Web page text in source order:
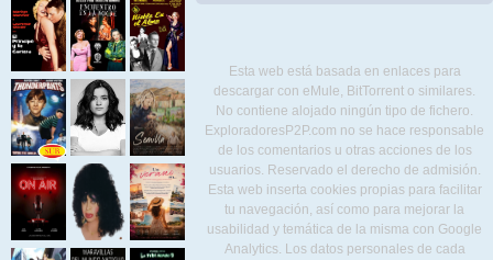
Esta web está basada en enlaces para
descargar con eMule, BitTorrent o similares.
No contiene alojado ningún tipo de fichero.
ExploradoresP2P.com no se hace responsable
de los comentarios u otras acciones de los
usuarios. Reservado el derecho de admisión.
Esta web inserta cookies propias para facilitar
tu navegación, así como para mejorar la
usabilidad y temática de la misma con Google
Analytics. Los datos personales de cada